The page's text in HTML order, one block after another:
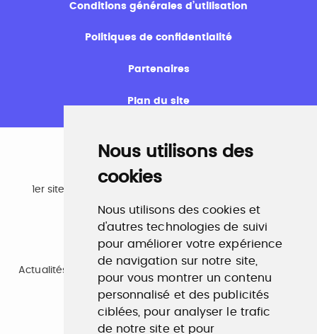
Nous utilisons des
cookies
Nous utilisons des cookies et
d'autres technologies de suivi
pour améliorer votre expérience
de navigation sur notre site,
pour vous montrer un contenu
personnalisé et des publicités
ciblées, pour analyser le trafic
de notre site et pour
Conditions générales d’utilisation
Politiques de confidentialité
Partenaires
Plan du site
Emploi
1er site emploi du secteur culturel 784.000 visites et
www.profilculture.com
Formation
Actualités, guide et annuaire des formations aux métiers
de la culture.
www.profilculture-formation.com